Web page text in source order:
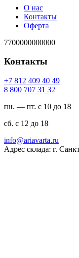
О нас
Контакты
Оферта
7700000000000
Контакты
94 04 904 218 7+
23 13 707 008 8
пн. — пт. с 10 до 18
сб. с 12 до 18
ur.atravaira@ofni
Адрес склада: г.